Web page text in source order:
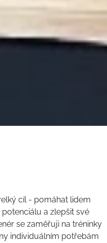
cíl - pomáhat lidem
a zlepšit své
se zaměřuji na tréninky
individuálním potřebám